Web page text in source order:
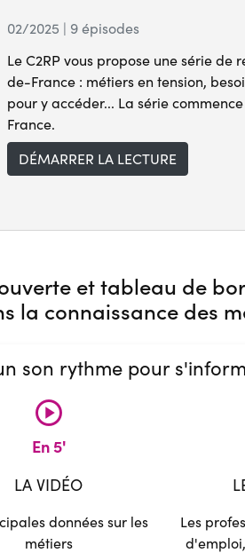
02/2025 | 9 épisodes
Le C2RP vous propose une série de
de-France : métiers en tension,
pour y accéder... La série
France.
DÉMARRER LA LECTURE
et tableau de
la connaissance des
son rythme pour
play_circle
En 5'
LA VIDÉO
données sur les
métiers
Les